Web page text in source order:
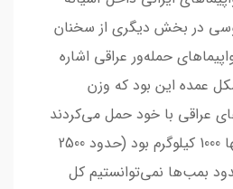
در بخش دیگری از سخنان
حمله‌ور عراقی اشاره
عمده این بود که وزن
عراقی با خود حمل می‌کردند
کم بود، وزن بمب‌ها تنها 1000 کیلوگرم بود (حدود 2500
بمب‌ها نمی‌توانستیم کل